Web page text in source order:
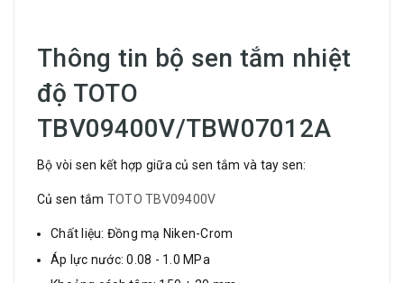
Thông tin bộ sen tắm nhiệt
độ TOTO
TBV09400V/TBW07012A
Bộ vòi sen kết hợp giữa củ sen tắm và tay sen:
Củ sen tắm TOTO TBV09400V
Chất liệu: Đồng mạ Niken-Crom
Áp lực nước: 0.08 - 1.0 MPa